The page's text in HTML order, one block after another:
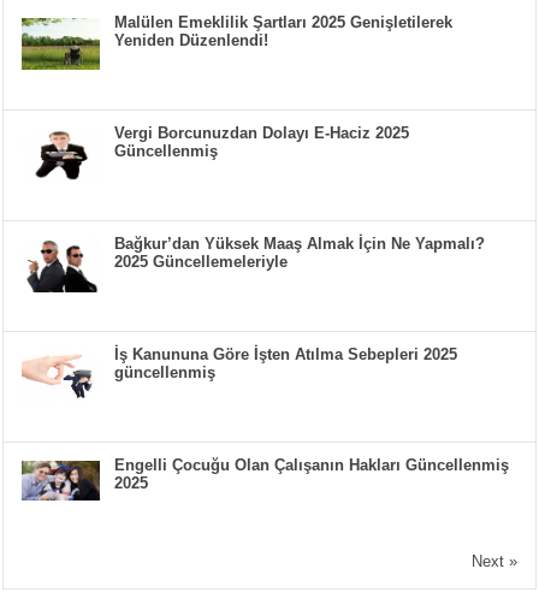
Malülen Emeklilik Şartları 2025 Genişletilerek
Yeniden Düzenlendi!
Vergi Borcunuzdan Dolayı E-Haciz 2025
Güncellenmiş
Bağkur’dan Yüksek Maaş Almak İçin Ne Yapmalı?
2025 Güncellemeleriyle
İş Kanununa Göre İşten Atılma Sebepleri 2025
güncellenmiş
Engelli Çocuğu Olan Çalışanın Hakları Güncellenmiş
2025
Next »